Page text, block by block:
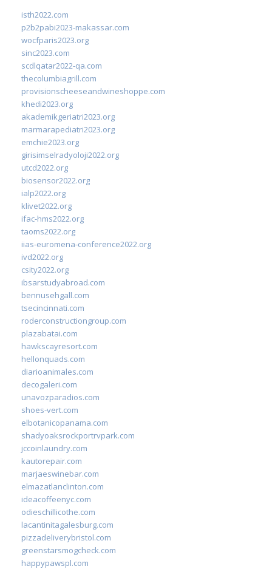
isth2022.com
p2b2pabi2023-makassar.com
wocfparis2023.org
sinc2023.com
scdlqatar2022-qa.com
thecolumbiagrill.com
provisionscheeseandwineshoppe.com
khedi2023.org
akademikgeriatri2023.org
marmarapediatri2023.org
emchie2023.org
girisimselradyoloji2022.org
utcd2022.org
biosensor2022.org
ialp2022.org
klivet2022.org
ifac-hms2022.org
taoms2022.org
iias-euromena-conference2022.org
ivd2022.org
csity2022.org
ibsarstudyabroad.com
bennusehgall.com
tsecincinnati.com
roderconstructiongroup.com
plazabatai.com
hawkscayresort.com
hellonquads.com
diarioanimales.com
decogaleri.com
unavozparadios.com
shoes-vert.com
elbotanicopanama.com
shadyoaksrockportrvpark.com
jccoinlaundry.com
kautorepair.com
marjaeswinebar.com
elmazatlanclinton.com
ideacoffeenyc.com
odieschillicothe.com
lacantinitagalesburg.com
pizzadeliverybristol.com
greenstarsmogcheck.com
happypawspl.com